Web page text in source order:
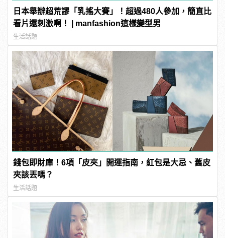
日本舉辦超荒謬「乳搖大賽」！超過480人參加，簡直比
看片還刺激啊！ | manfashion這樣變型男
生活話題
錢包即財庫！6項「皮夾」開運指南，紅包是大忌、舊皮
夾該丟嗎？
生活話題